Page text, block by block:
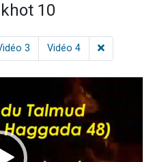
10
3 Vidéo 4